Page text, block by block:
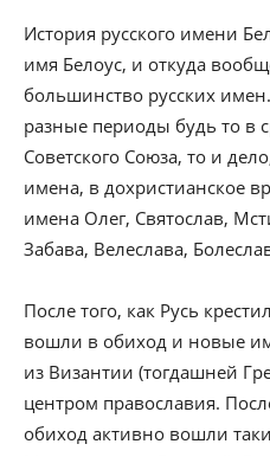
История русского имени
имя Белоус, и откуда
большинство русских
разные периоды будь то в
Советского Союза, то и
имена, в дохристианское
имена Олег, Святослав,
Забава, Велеслава,
После того, как Русь
вошли в обиход и новые
из Византии (тогдашней
центром православия.
обиход активно вошли